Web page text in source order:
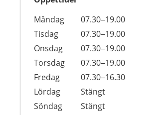
Dag
Öppettider
Kommentarer
Måndag
07.30–19.00
Tisdag
07.30–19.00
Onsdag
07.30–19.00
Torsdag
07.30–19.00
Fredag
07.30–16.30
Lördag
Stängt
Söndag
Stängt